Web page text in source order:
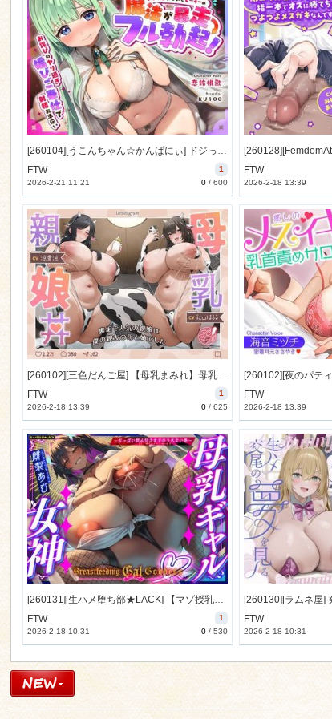
[260104][うこんちゃん☆かんぱにぃ] ドジっ子おどおどヒーラーの魔法が暴走→フル勃起…お詫びのヤリ過ぎ媚びご奉仕で射精お手伝い [1254M] [RJ01530247]
1
FTW
0 /600
2026-2-21 11:21
FTW
2026-2-18 13:39
[260102][三色だんご屋] 【母乳まみれ】母乳親娘丼♡ ～裏垢で人気の親娘は僕の親友の母と姉でした～ [1990M] [RJ01530934]
1
FTW
0 /625
2026-2-18 13:39
FTW
2026-2-18 13:39
[260131][生ハメ堕ち部★LACK] 【マゾ授乳リゾート→強○招待】母乳の出るギャル女神の搾乳係～おっぱい飲み切るまで出られない島(ま、帰さないけどね…w)～ (特典付) [2303M] [RJ01529329]
1
FTW
0 /530
2026-2-18 10:31
FTW
2026-2-18 10:31